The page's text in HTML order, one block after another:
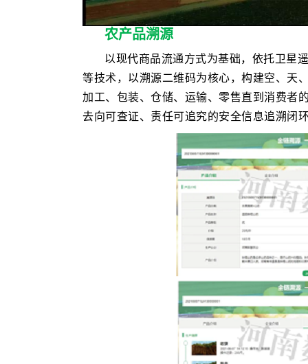
农产品溯源
以现代商品流通方式为基础，依托卫星
等技术，以溯源二维码为核心，构建空、天
加工、包装、仓储、运输、零售直到消费者
去向可查证、责任可追究的安全信息追溯闭